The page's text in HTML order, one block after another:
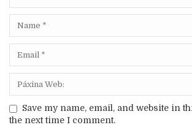
Save my name, email, and website in
the next time I comment.